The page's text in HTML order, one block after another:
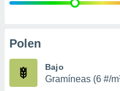
publicidad
Polen
Bajo
Gramíneas (6 #/